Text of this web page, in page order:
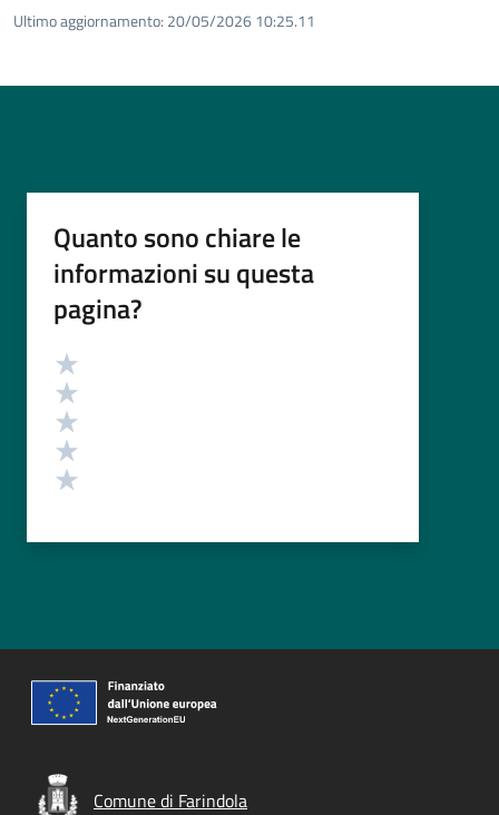
Ultimo aggiornamento: 20/05/2026 10:25.11
Quanto sono chiare le
informazioni su questa
pagina?
Valutazione
Comune di Farindola